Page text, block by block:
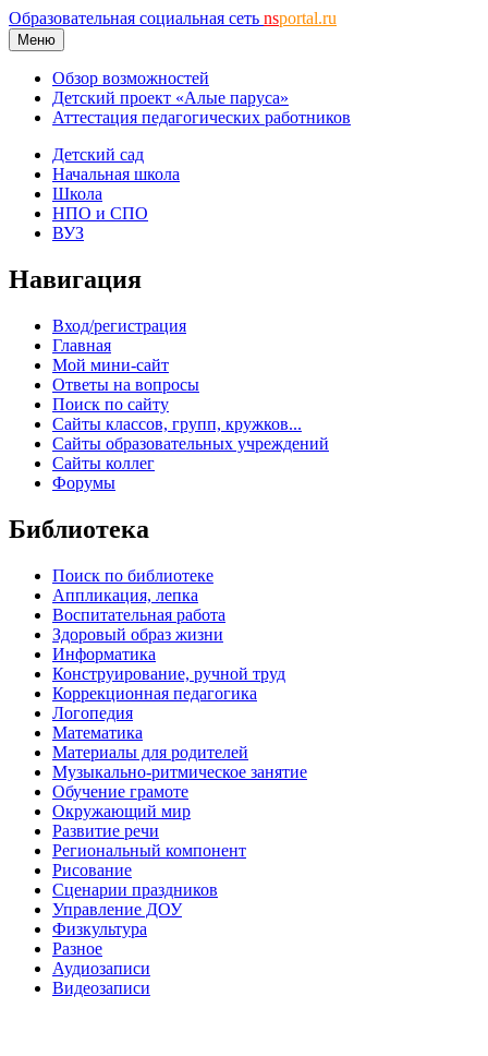
Образовательная социальная сеть nsportal.ru
Меню
Обзор возможностей
Детский проект «Алые паруса»
Аттестация педагогических работников
Детский сад
Начальная школа
Школа
НПО и СПО
ВУЗ
Навигация
Вход/регистрация
Главная
Мой мини-сайт
Ответы на вопросы
Поиск по сайту
Сайты классов, групп, кружков...
Сайты образовательных учреждений
Сайты коллег
Форумы
Библиотека
Поиск по библиотеке
Аппликация, лепка
Воспитательная работа
Здоровый образ жизни
Информатика
Конструирование, ручной труд
Коррекционная педагогика
Логопедия
Математика
Материалы для родителей
Музыкально-ритмическое занятие
Обучение грамоте
Окружающий мир
Развитие речи
Региональный компонент
Рисование
Сценарии праздников
Управление ДОУ
Физкультура
Разное
Аудиозаписи
Видеозаписи